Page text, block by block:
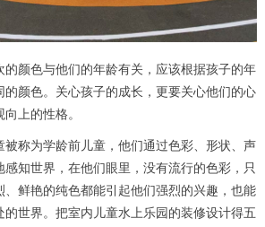
的颜色与他们的年龄有关，应该根据孩子的年
的颜色。关心孩子的成长，更要关心他们的心
上的性格。
被称为学龄前儿童，他们通过色彩、形状、声
知世界，在他们眼里，没有流行的色彩，只
、鲜艳的纯色都能引起他们强烈的兴趣，也能
的世界。把室内儿童水上乐园的装修设计得五